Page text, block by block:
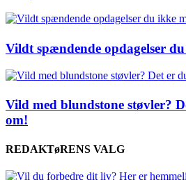
Vildt spændende opdagelser
Vild med blundstone støvler?
om!
REDAKTøRENS VALG